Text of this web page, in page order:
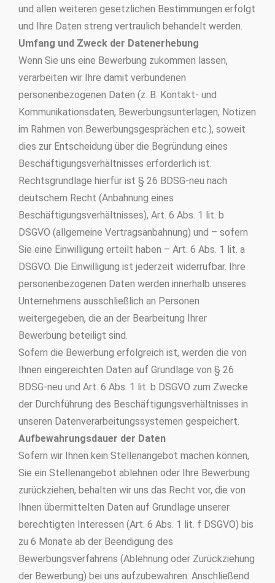
und allen weiteren gesetzlichen Bestimmungen erfolgt
und Ihre Daten streng vertraulich behandelt werden.
Umfang und Zweck der Datenerhebung
Wenn Sie uns eine Bewerbung zukommen lassen,
verarbeiten wir Ihre damit verbundenen
personenbezogenen Daten (z. B. Kontakt- und
Kommunikationsdaten, Bewerbungsunterlagen, Notizen
im Rahmen von Bewerbungsgesprächen etc.), soweit
dies zur Entscheidung über die Begründung eines
Beschäftigungsverhältnisses erforderlich ist.
Rechtsgrundlage hierfür ist § 26 BDSG-neu nach
deutschem Recht (Anbahnung eines
Beschäftigungsverhältnisses), Art. 6 Abs. 1 lit. b
DSGVO (allgemeine Vertragsanbahnung) und – sofern
Sie eine Einwilligung erteilt haben – Art. 6 Abs. 1 lit. a
DSGVO. Die Einwilligung ist jederzeit widerrufbar. Ihre
personenbezogenen Daten werden innerhalb unseres
Unternehmens ausschließlich an Personen
weitergegeben, die an der Bearbeitung Ihrer
Bewerbung beteiligt sind.
Sofern die Bewerbung erfolgreich ist, werden die von
Ihnen eingereichten Daten auf Grundlage von § 26
BDSG-neu und Art. 6 Abs. 1 lit. b DSGVO zum Zwecke
der Durchführung des Beschäftigungsverhältnisses in
unseren Datenverarbeitungssystemen gespeichert.
Aufbewahrungsdauer der Daten
Sofern wir Ihnen kein Stellenangebot machen können,
Sie ein Stellenangebot ablehnen oder Ihre Bewerbung
zurückziehen, behalten wir uns das Recht vor, die von
Ihnen übermittelten Daten auf Grundlage unserer
berechtigten Interessen (Art. 6 Abs. 1 lit. f DSGVO) bis
zu 6 Monate ab der Beendigung des
Bewerbungsverfahrens (Ablehnung oder Zurückziehung
der Bewerbung) bei uns aufzubewahren. Anschließend